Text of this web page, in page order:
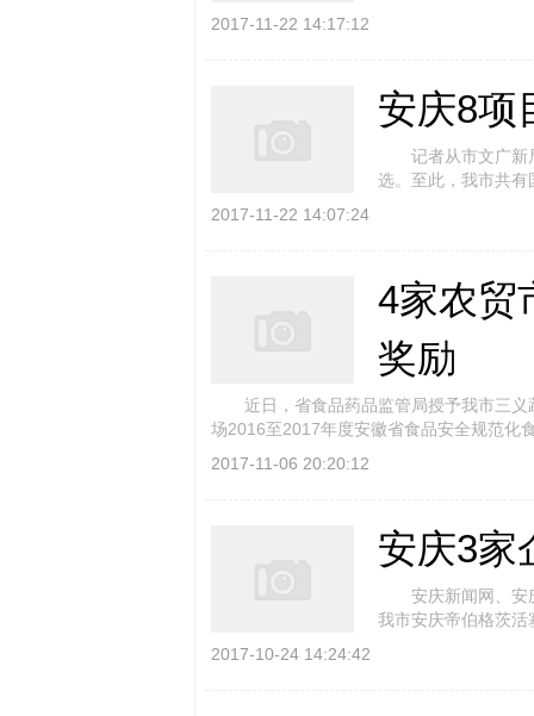
2017-11-22 14:17:12
安庆8项
记者从市文广新
选。至此，我市共
2017-11-22 14:07:24
4家农贸
奖励
近日，省食品药品监管局授予我市三义
场2016至2017年度安徽省食品安全规范化
2017-11-06 20:20:12
安庆3家
安庆新闻网、安庆
我市安庆帝伯格茨
2017-10-24 14:24:42